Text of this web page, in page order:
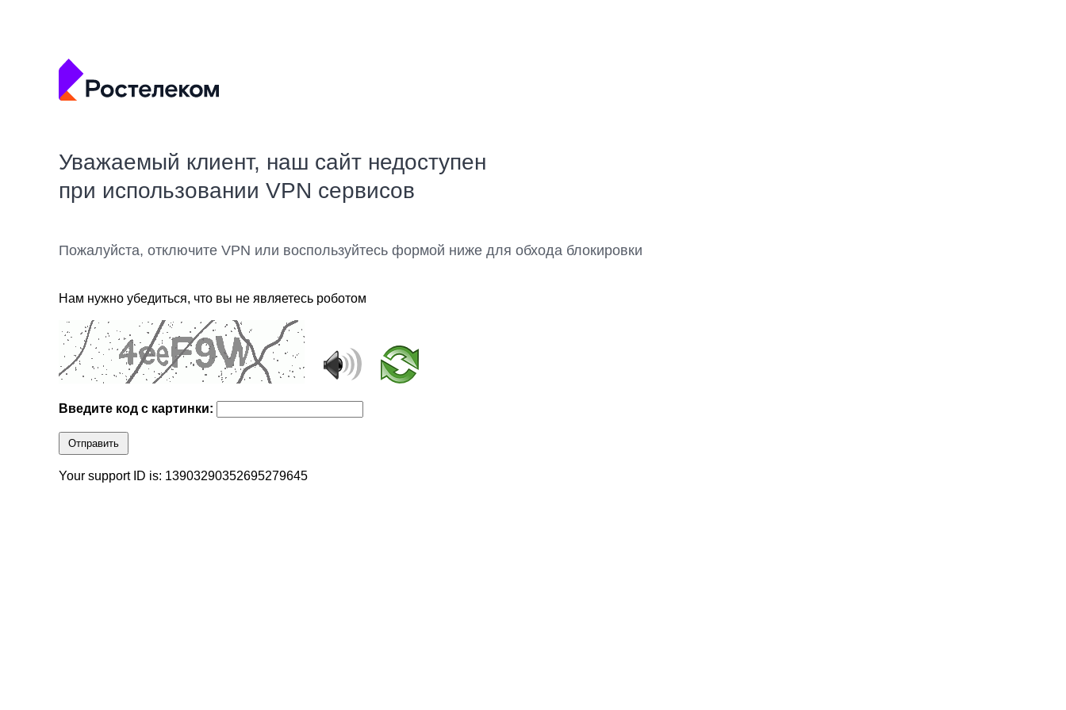
Уважаемый клиент, наш сайт недоступен
при использовании VPN сервисов
Пожалуйста, отключите VPN или воспользуйтесь формой ниже для обхода блокировки
Нам нужно убедиться, что вы не являетесь роботом
Введите код с картинки:
Отправить
Your support ID is: 13903290352695279645